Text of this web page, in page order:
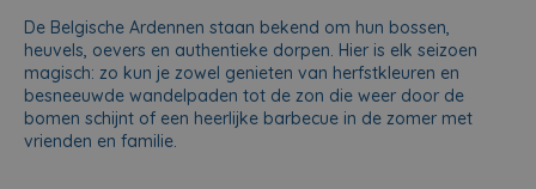
De Belgische Ardennen staan bekend om hun bossen,
heuvels, oevers en authentieke dorpen. Hier is elk seizoen
magisch: zo kun je zowel genieten van herfstkleuren en
besneeuwde wandelpaden tot de zon die weer door de
bomen schijnt of een heerlijke barbecue in de zomer met
vrienden en familie.